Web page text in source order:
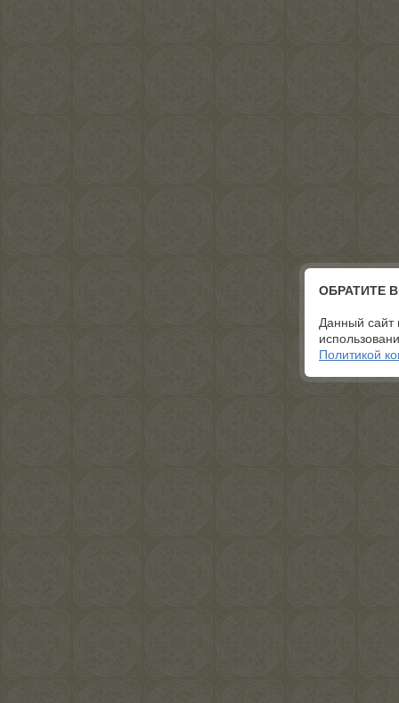
ОБРАТИТЕ
Данный сайт
Политикой